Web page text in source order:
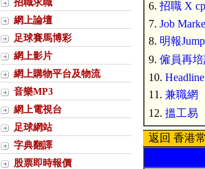
網上論壇
足球賽馬博彩
網上影片
網上購物平台及物流
音樂MP3
網上電視台
足球網站
字典翻譯
股票即時報價
6. 招職 X
7. Job
8. 明報Jump
9. 僱員再
10.
11. 兼職網
12. 搵工易
返回 香港